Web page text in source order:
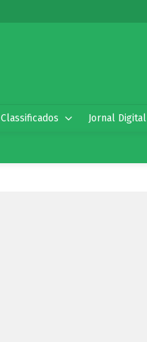
Classificados Jornal Digital